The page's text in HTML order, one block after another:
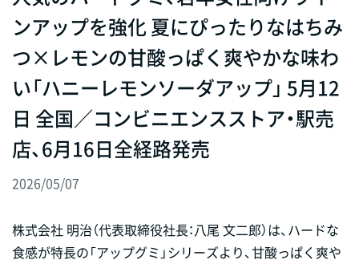
ンアップを強化 夏にぴったりなはちみ
つ×レモンの甘酸っぱく爽やかな味わ
い「ハニーレモンソーダアップ」 5月12
日 全国／コンビニエンスストア・駅売
店、6月16日全経路発売
2026/05/07
株式会社 明治（代表取締役社長：八尾 文二郎）は、ハードな
食感が特長の「アップグミ」シリーズより、甘酸っぱく爽や